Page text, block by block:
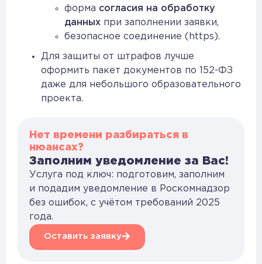
форма согласия на обработку
данных при заполнении заявки,
безопасное соединение (https).
Для защиты от штрафов лучше
оформить пакет документов по 152-ФЗ
даже для небольшого образовательного
проекта.
Нет времени разбираться в
нюансах?
Заполним уведомление за Вас!
Услуга под ключ: подготовим, заполним
и подадим уведомление в Роскомнадзор
без ошибок, с учётом требований 2025
года.
Оставить заявку